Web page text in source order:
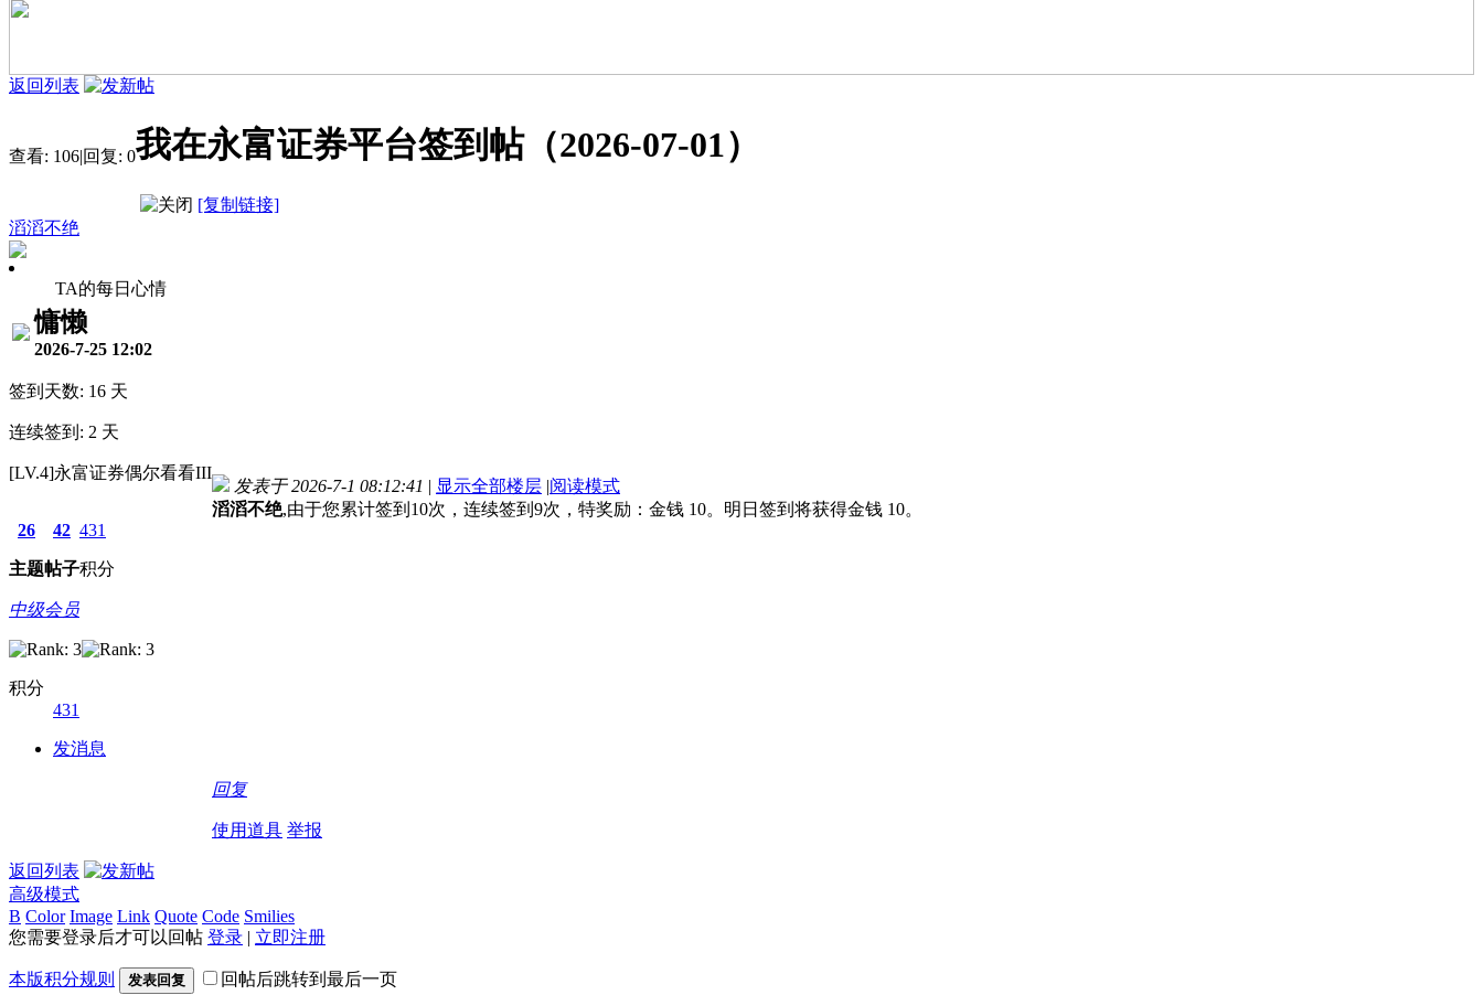
返回列表
查看: 106|回复: 0我在永富证券平台签到帖（2026-07-01）
[复制链接]
滔滔不绝
TA的每日心情
慵懒
2026-7-25 12:02
签到天数: 16 天
连续签到: 2 天
[LV.4]永富证券偶尔看看III
26
主题
42
帖子
431
积分
中级会员
积分
431
发消息
发表于 2026-7-1 08:12:41 | 显示全部楼层 |阅读模式
滔滔不绝,由于您累计签到10次，连续签到9次，特奖励：金钱 10。明日签到将获得金钱 10。
回复
使用道具 举报
返回列表
高级模式
B Color Image Link Quote Code Smilies
您需要登录后才可以回帖 登录 | 立即注册
本版积分规则 发表回复 回帖后跳转到最后一页